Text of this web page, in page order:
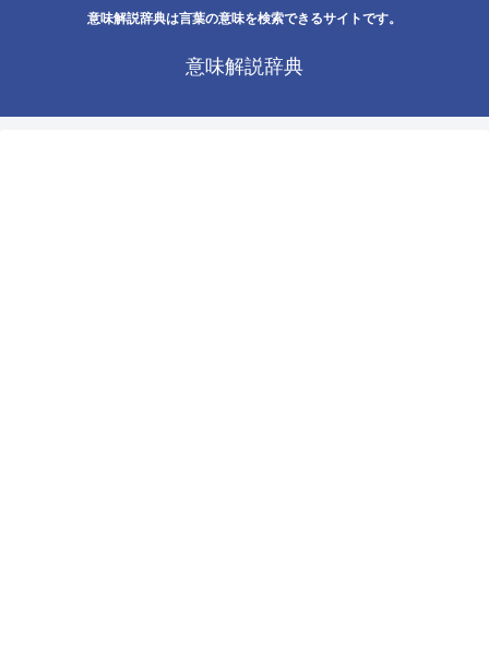
意味解説辞典は言葉の意味を検索できるサイトです。
意味解説辞典